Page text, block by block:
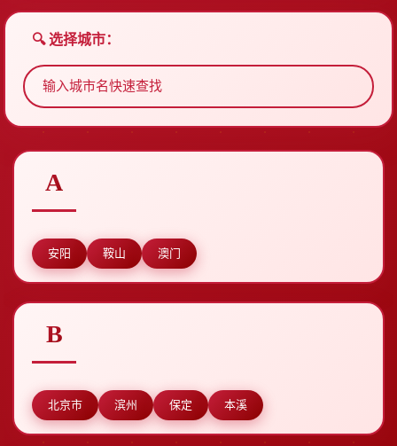
🔍 选择城市：
A
安阳 鞍山 澳门
B
北京市 滨州 保定 本溪